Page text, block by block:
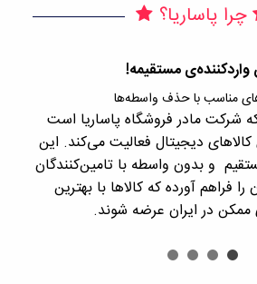
چرا پاساریا؟
مستقیمه!
مناسب با حذف واسطه‌ها
که شرکت مادر فروشگاه پاساریا است
کالاهای دیجیتال فعالیت می‌کند. این
و بدون واسطه با تامین‌کنندگان
فراهم آورده که کالاها با بهترین
در ایران عرضه شوند.